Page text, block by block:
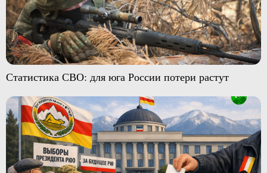
Статистика СВО: для юга России потери растут